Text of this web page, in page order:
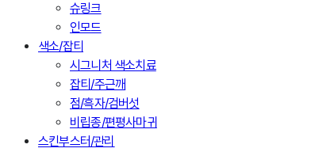
슈링크
인모드
색소/잡티
시그니처 색소치료
잡티/주근깨
점/흑자/검버섯
비립종/편평사마귀
스킨부스터/관리